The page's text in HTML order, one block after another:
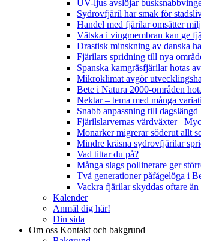
UV-ljus avslöjar
Sydrovfjäril har smak för
Handel med fjärilar omsätter
Vätska i vingmembran kan ge
Drastisk minskning av danska
Fjärilars spridning till nya
Spanska kamgräsfjärilar hotas
Mikroklimat avgör
Bete i Natura 2000-områden
Nektar – tema med många
Snabb anpassning till
Fjärilslarvernas värdväxter–
Monarker migrerar söderut allt
Mindre kräsna sydrovfjärilar
Vad tittar du på?
Många slags pollinerare ger
Två generationer påfågelöga i
Vackra fjärilar skyddas oftare
Kalender
Anmäl dig här!
Din sida
Om oss Kontakt och bakgrund